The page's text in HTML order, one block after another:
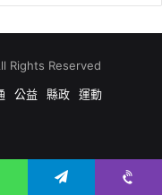
「金蛇舞春」的吉祥
好祝福。
Rights Reserved
公益 縣政 運動